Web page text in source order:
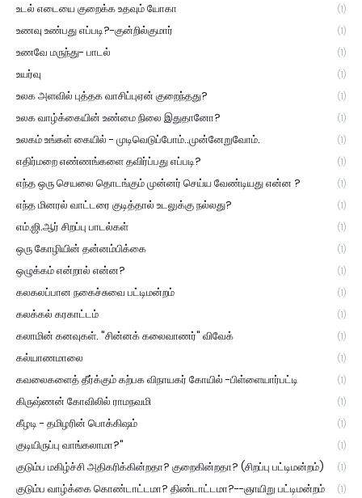
உடல் எடையை குறைக்க உதவும் யோகா (1)
உணவு உண்பது எப்படி?-குன்றில்குமார் (1)
உணவே மருந்து- பாடல் (1)
உயர்வு (1)
உலக அளவில் புத்தக வாசிப்புஏன் குறைந்தது? (1)
உலக வாழ்க்கையின் உண்மை நிலை இதுதானோ? (1)
உலகம் உங்கள் கையில் - முடிவெடுப்போம்..முன்னேறுவோம். (1)
எதிர்மறை எண்ணங்களை தவிர்ப்பது எப்படி? (1)
எந்த ஒரு செயலை தொடங்கும் முன்னர் செய்ய வேண்டியது என்ன ? (1)
எந்த மினரல் வாட்டரை குடித்தால் உடலுக்கு நல்லது? (1)
எம்.ஜி.ஆர் சிறப்பு பாடல்கள் (1)
ஒரு கோழியின் தன்னம்பிக்கை (1)
ஒழுக்கம் என்றால் என்ன? (1)
கலகலப்பான நகைச்சுவை பட்டிமன்றம் (1)
கலக்கல் கரகாட்டம் (1)
கலாமின் கனவுகள். "சின்னக் கலைவாணர்" விவேக் (1)
கல்யாணமாலை (1)
கவலைகளைத் தீர்க்கும் கற்பக விநாயகர் கோயில் -பிள்ளையார்பட்டி (1)
கிருஷ்ணன் கோவிலில் ராமநவமி (1)
கீழடி - தமிழரின் பொக்கிஷம் (1)
குடியிருப்பு வாங்கலாமா?" (1)
குடும்ப மகிழ்ச்சி அதிகரிக்கின்றதா? குறைகின்றதா? (சிறப்பு பட்டிமன்றம்) (1)
குடும்ப வாழ்க்கை கொண்டாட்டமா? திண்டாட்டமா?--ஞாயிறு பட்டிமன்றம் (1)